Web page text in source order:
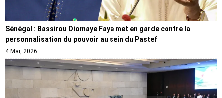
Sénégal : Bassirou Diomaye Faye met en garde contre la
personnalisation du pouvoir au sein du Pastef
4 Mai, 2026